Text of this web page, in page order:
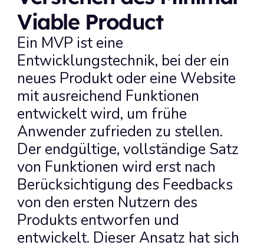
Viable Product
Ein MVP ist eine
Entwicklungstechnik, bei der ein
neues Produkt oder eine Website
mit ausreichend Funktionen
entwickelt wird, um frühe
Anwender zufrieden zu stellen.
Der endgültige, vollständige Satz
von Funktionen wird erst nach
Berücksichtigung des Feedbacks
von den ersten Nutzern des
Produkts entworfen und
entwickelt. Dieser Ansatz hat sich